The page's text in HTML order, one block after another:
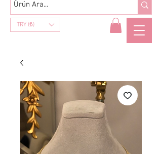
TRY (₺)